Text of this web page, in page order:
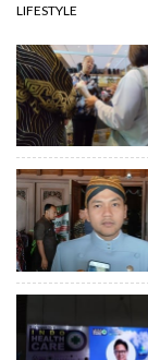
LIFESTYLE